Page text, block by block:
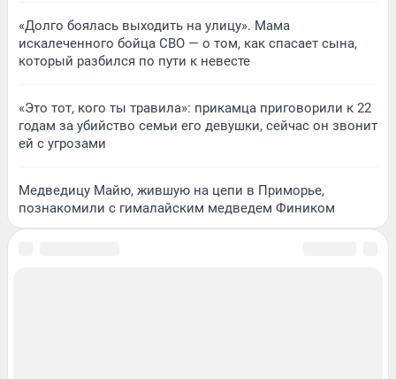
«Долго боялась выходить на улицу». Мама
искалеченного бойца СВО — о том, как спасает сына,
который разбился по пути к невесте
«Это тот, кого ты травила»: прикамца приговорили к 22
годам за убийство семьи его девушки, сейчас он звонит
ей с угрозами
Медведицу Майю, жившую на цепи в Приморье,
познакомили с гималайским медведем Фиником